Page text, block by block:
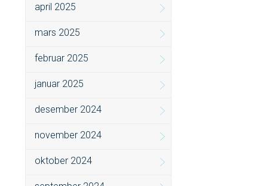
april 2025
mars 2025
februar 2025
januar 2025
desember 2024
november 2024
oktober 2024